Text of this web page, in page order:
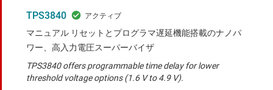
TPS3840
マニュアル リセットとプログラマ遅延機能搭載のナノパ
ワー、高入力電圧スーパーバイザ
TPS3840 offers programmable time delay for lower
threshold voltage options (1.6 V to 4.9 V).